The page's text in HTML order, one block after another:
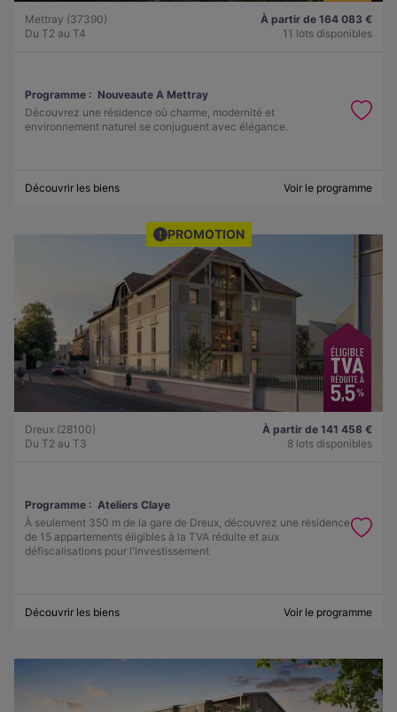
Mettray (37390)
Du T2 au T4
À partir de 164 083 €
11 lots disponibles
Programme : Nouveaute A Mettray
Découvrez une résidence où charme, modernité et
environnement naturel se conjuguent avec élégance.
Découvrir les biens Voir le programme
PROMOTION
Dreux (28100)
Du T2 au T3
À partir de 141 458 €
8 lots disponibles
Programme : Ateliers Claye
À seulement 350 m de la gare de Dreux, découvrez une résidence
de 15 appartements éligibles à la TVA réduite et aux
défiscalisations pour l'investissement
Découvrir les biens Voir le programme